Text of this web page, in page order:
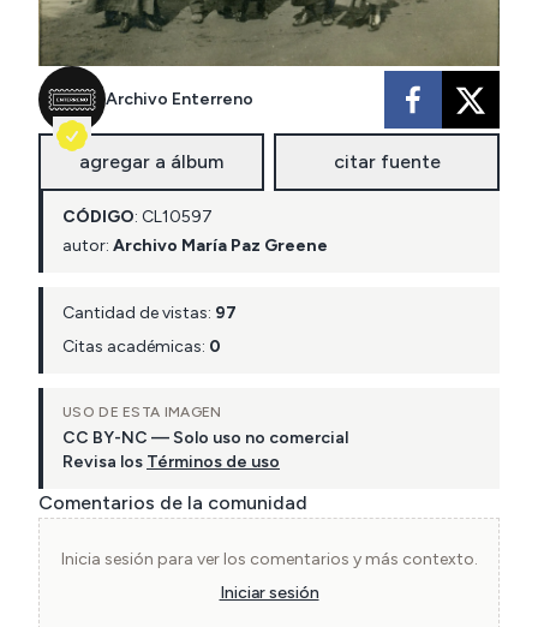
Archivo Enterreno
agregar a álbum citar fuente
CÓDIGO: CL10597
autor: Archivo María Paz Greene
Cantidad de vistas: 97
Citas académicas: 0
USO DE ESTA IMAGEN
CC BY-NC — Solo uso no comercial
Revisa los Términos de uso
Comentarios de la comunidad
Inicia sesión para ver los comentarios y más contexto.
Iniciar sesión